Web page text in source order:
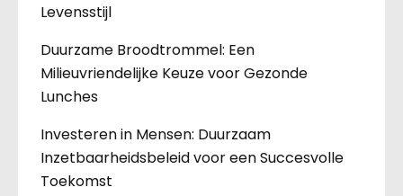
Levensstijl
Duurzame Broodtrommel: Een
Milieuvriendelijke Keuze voor Gezonde
Lunches
Investeren in Mensen: Duurzaam
Inzetbaarheidsbeleid voor een Succesvolle
Toekomst